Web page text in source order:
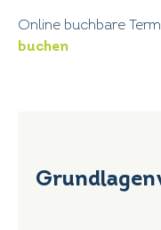
Online buchbare
buchen